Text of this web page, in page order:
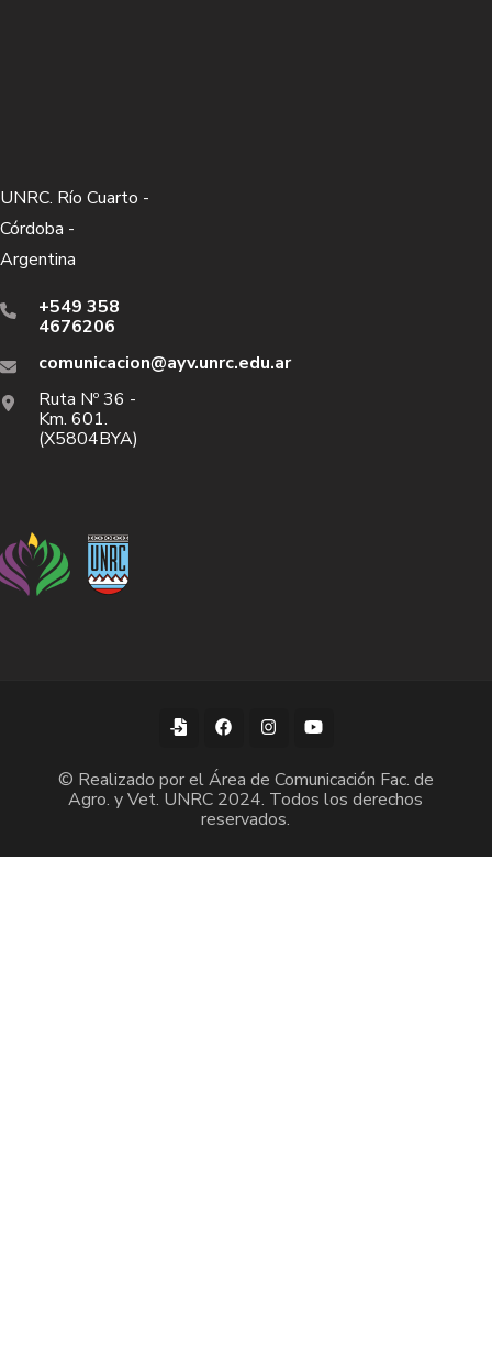
UNRC. Río Cuarto -
Córdoba -
Argentina
+549 358
4676206
comunicacion@ayv.unrc.edu.ar
Ruta Nº 36 -
Km. 601.
(X5804BYA)
© Realizado por el Área de Comunicación Fac. de
Agro. y Vet. UNRC 2024. Todos los derechos
reservados.